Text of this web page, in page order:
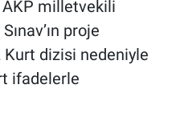
AKP milletvekili
proje
Kurt dizisi nedeniyle
ifadelerle